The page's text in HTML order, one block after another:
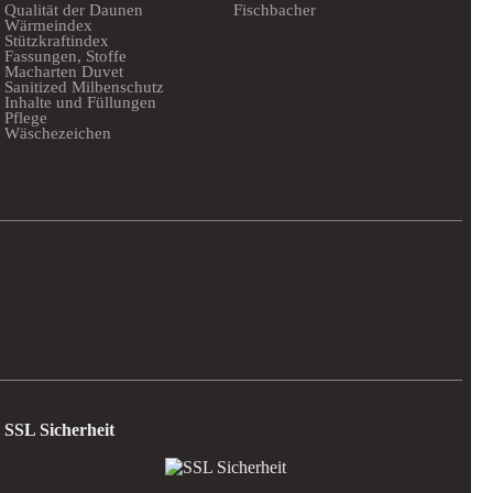
Qualität der Daunen
Wärmeindex
Stützkraftindex
Fassungen, Stoffe
Macharten Duvet
Sanitized Milbenschutz
Inhalte und Füllungen
Pflege
Wäschezeichen
Fischbacher
SSL Sicherheit